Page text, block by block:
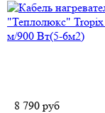
8 790 руб